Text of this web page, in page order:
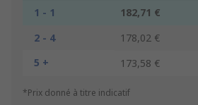
1 - 1
182,71 €
2 - 4
178,02 €
5 +
173,58 €
*Prix donné à titre indicatif